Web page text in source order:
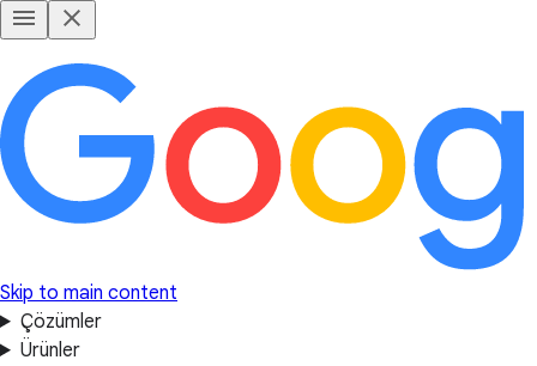
Skip to main content
Çözümler
Ürünler